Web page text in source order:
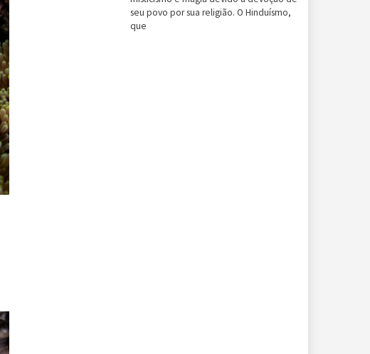
seu povo por sua religião. O Hinduísmo,
que